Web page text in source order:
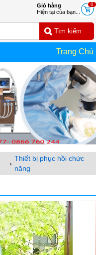
0
Giỏ hàng
Hiện tại của bạn...
Trang Chủ
›
Thiết bị phục hồi chức
năng